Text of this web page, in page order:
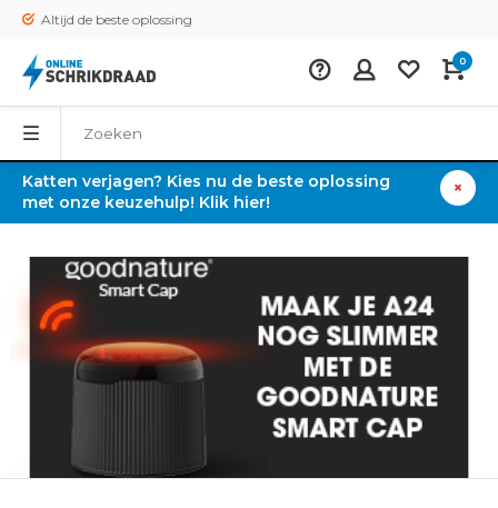
Altijd de beste oplossing
0
Katten verjagen? Kies nu de beste oplossing
met onze keuzehulp! Klik hier!